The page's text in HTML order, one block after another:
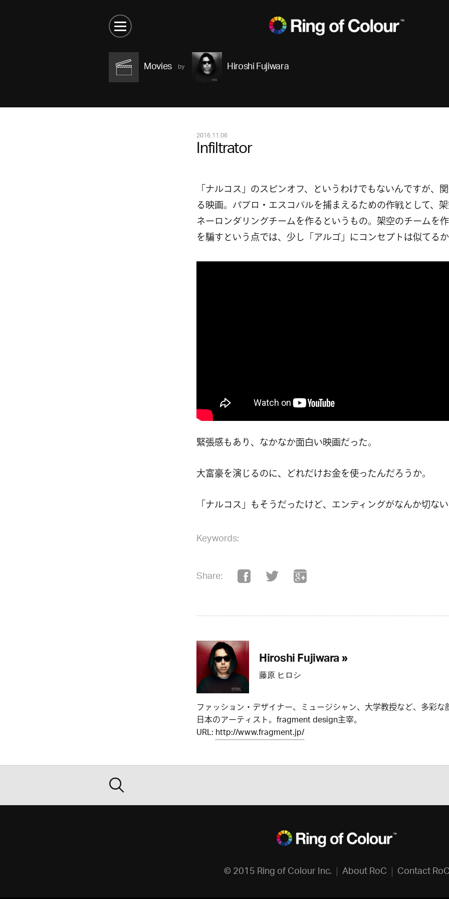
Movies Hiroshi Fujiwara
2016.11.06
Infiltrator
「ナルコス」のスピンオフ、というわけでもないんですが、
る映画。パブロ・エスコバルを捕まえるための作戦として、
ネーロンダリングチームを作るというもの。架空のチームを
を騙すという点では、少し「アルゴ」にコンセプトは似てる
緊張感もあり、なかなか面白い映画だった。
大富豪を演じるのに、どれだけお金を使ったんだろうか。
「ナルコス」もそうだったけど、エンディングがなんか切な
Keywords:
Share:
Hiroshi Fujiwara »
藤原 ヒロシ
ファッション・デザイナー、ミュージシャン、大学教授など、多彩な
日本のアーティスト。fragment design主宰。
URL:http://www.fragment.jp/
© 2015 Ring of Colour Inc. About RoC Contact